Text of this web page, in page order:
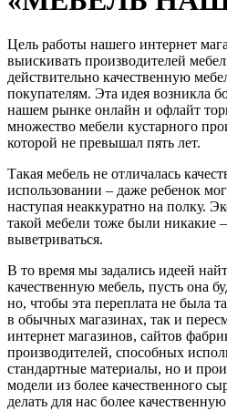
Цель работы нашего интернет
выискивать производителей
действительно качественную
покупателям. Эта идея возникла
нашем рынке онлайн и офлайт
множество мебели кустарного
которой не превышал пять лет.
Такая мебель не отличалась
использовании – даже ребенок
наступая неаккуратно на полку.
такой мебели тоже были никакие
выветриваться.
В то время мы задались идеей
качественную мебель, пусть она
но, чтобы эта переплата не была
в обычных магазинах, так и
интернет магазинов, сайтов
производителей, способных
стандартные материалы, но и
модели из более качественного
делать для нас более